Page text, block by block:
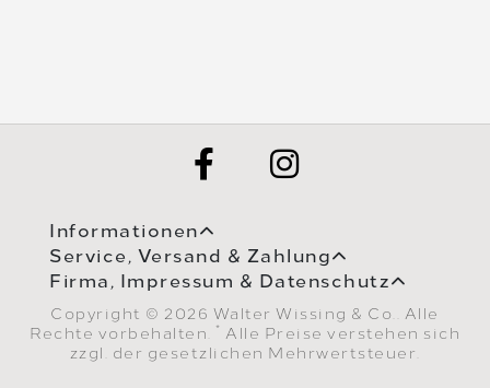
Informationen
Service, Versand & Zahlung
Firma, Impressum & Datenschutz
Copyright © 2026 Walter Wissing & Co.. Alle
Rechte vorbehalten.
* Alle Preise verstehen sich
zzgl. der gesetzlichen Mehrwertsteuer.